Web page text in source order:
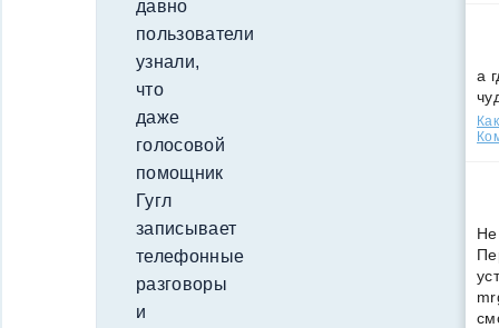
давно
пользователи
узнали,
что
даже
голосовой
помощник
Гугл
записывает
телефонные
разговоры
и
а
Не